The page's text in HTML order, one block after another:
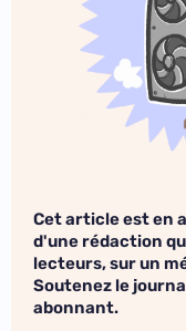
Cet article est en
d'une rédaction
lecteurs, sur un
Soutenez le
abonnant.